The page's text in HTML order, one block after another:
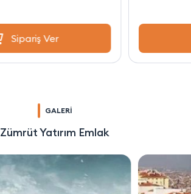
Sipariş Ver
GALERİ
Zümrüt Yatırım Emlak